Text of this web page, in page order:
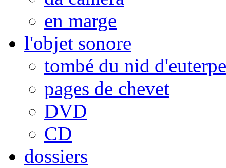
en marge
l'objet sonore
tombé du nid d'euterpe
pages de chevet
DVD
CD
dossiers